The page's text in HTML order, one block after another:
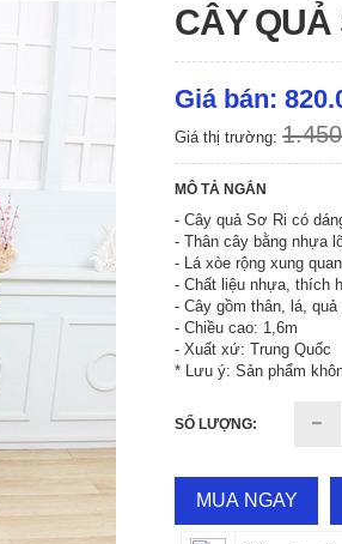
CÂY QUẢ
Giá bán:
Giá thị trường:
MÔ TẢ NGẮN
- Cây quả Sơ Ri có
- Thân cây bằng nhựa
- Lá xòe rộng xung
- Chất liệu nhựa, thích
- Cây gồm thân, lá,
- Chiều cao: 1,6m
- Xuất xứ: Trung Quốc
* Lưu ý: Sản phẩm
SỐ LƯỢNG:
MUA NGAY